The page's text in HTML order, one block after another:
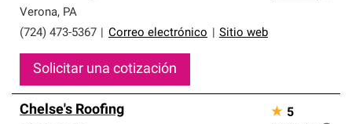
Verona, PA
(724) 473-5367
Correo electrónico Sitio web
Solicitar una cotización
Chelse's Roofing ★ 5